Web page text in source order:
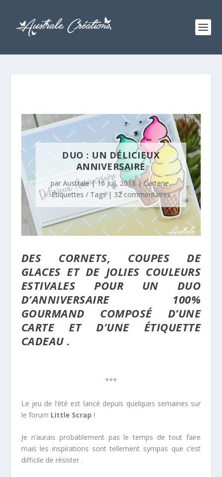
DUO : UN DÉLICIEUX
ANNIVERSAIRE
parAustrale|16 Juil, 2018|Carterie,
Étiquettes / Tags| 32 commentaires
DES CORNETS, COUPES DE
GLACES ET DE JOLIES COULEURS
ESTIVALES POUR UN DUO
D’ANNIVERSAIRE 100%
GOURMAND COMPOSÉ D’UNE
CARTE ET D’UNE ÉTIQUETTE
CADEAU .
***
Le jeu de l’été est lancé depuis quelques semaines sur
le forum Little Scrap !
Je n’aurais probablement pas le temps de tout faire
mais les inspirations sont tellement sympas que c’est
difficile de résister .